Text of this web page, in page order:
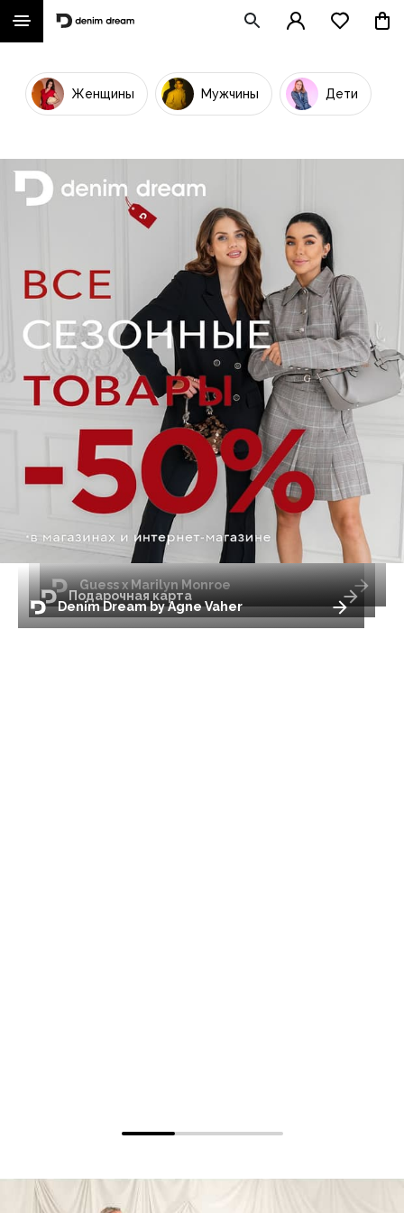
Женщины Мужчины Дети
Denim Dream by Agne Vaher
Подарочная карта
Guess x Marilyn Monroe